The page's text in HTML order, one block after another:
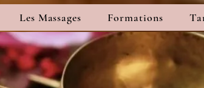
Les Massages Formations